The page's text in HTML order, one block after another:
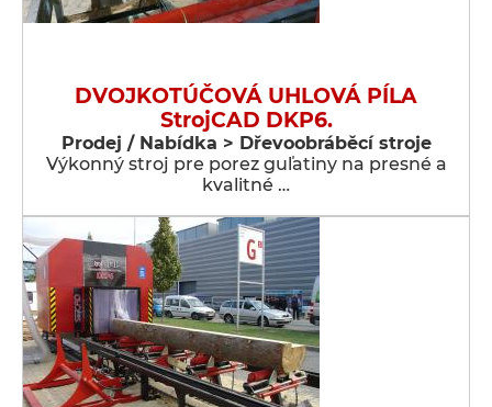
DVOJKOTÚČOVÁ UHLOVÁ PÍLA
StrojCAD DKP6.
Prodej / Nabídka > Dřevoobráběcí stroje
Výkonný stroj pre porez guľatiny na presné a
kvalitné …